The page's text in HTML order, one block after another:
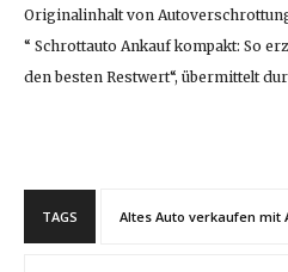
Originalinhalt von
“ Schrottauto Ankauf kompakt: So
den besten Restwert“, übermittelt
TAGS Altes Auto verkaufen mit